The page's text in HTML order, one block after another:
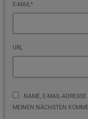
E-MAIL*
URL
NAME, E-MAIL-
MEINEN NÄCHSTEN